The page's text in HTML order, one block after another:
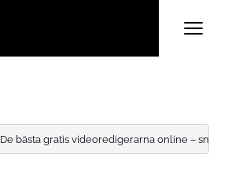
De bästa gratis videoredigerarna online –